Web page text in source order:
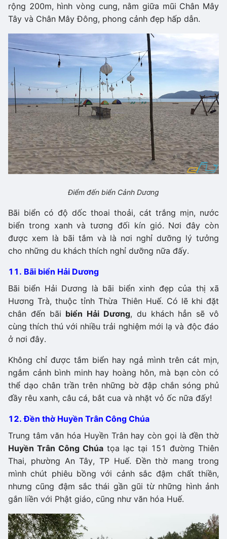
rộng 200m, hình vòng cung, nằm giữa mũi Chân Mây
Tây và Chân Mây Đông, phong cảnh đẹp hấp dẫn.
Điểm đến biển Cảnh Dương
Bãi biển có độ dốc thoai thoải, cát trắng mịn, nước
biển trong xanh và tương đối kín gió. Nơi đây còn
được xem là bãi tắm và là nơi nghỉ dưỡng lý tưởng
cho những du khách thích nghỉ dưỡng nữa đấy.
11. Bãi biển Hải Dương
Bãi biển Hải Dương là bãi biển xinh đẹp của thị xã
Hương Trà, thuộc tỉnh Thừa Thiên Huế. Có lẽ khi đặt
chân đến bãi biển Hải Dương, du khách hẳn sẽ vô
cùng thích thú với nhiều trải nghiệm mới lạ và độc đáo
ở nơi đây.
Không chỉ được tắm biển hay ngả mình trên cát mịn,
ngắm cảnh bình minh hay hoàng hôn, mà bạn còn có
thể dạo chân trần trên những bờ đập chắn sóng phủ
đầy rêu xanh, câu cá, bắt cua và nhặt vỏ ốc nữa đấy!
12. Đền thờ Huyền Trân Công Chúa
Trung tâm văn hóa Huyền Trân hay còn gọi là đền thờ
Huyền Trân Công Chúa tọa lạc tại 151 đường Thiên
Thai, phường An Tây, TP Huế. Đền thờ mang trong
mình chút phiêu bồng với cảnh sắc đậm chất thiền,
nhưng cũng đậm sắc thái gần gũi từ những hình ảnh
gắn liền với Phật giáo, cũng như văn hóa Huế.